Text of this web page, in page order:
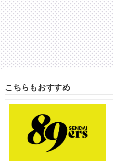
こちらもおすすめ